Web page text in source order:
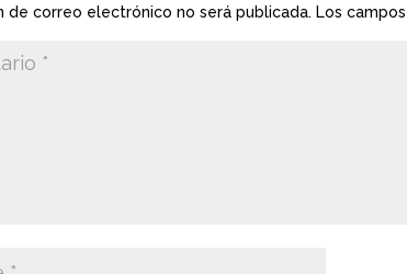
de correo electrónico no será publicada. Los